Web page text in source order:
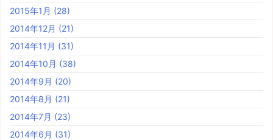
2015年1月 (28)
2014年12月 (21)
2014年11月 (31)
2014年10月 (38)
2014年9月 (20)
2014年8月 (21)
2014年7月 (23)
2014年6月 (31)